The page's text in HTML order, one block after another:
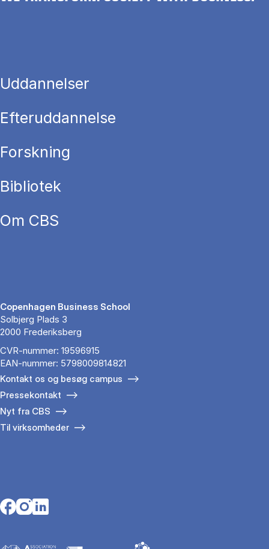
Uddannelser
Efteruddannelse
Forskning
Bibliotek
Om CBS
Copenhagen Business School
Solbjerg Plads 3
2000 Frederiksberg
CVR-nummer: 19596915
EAN-nummer: 5798009814821
Kontakt os og besøg campus
Pressekontakt
Nyt fra CBS
Til virksomheder
Opens in a new tab
Opens in a new tab
Opens in a new tab